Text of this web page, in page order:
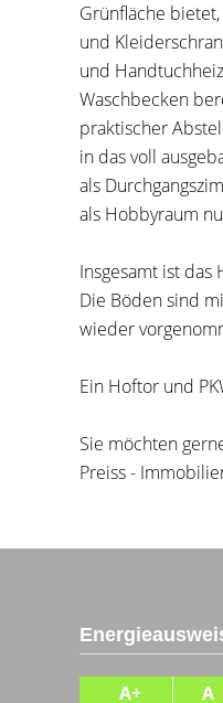
Grünfläche
und
und
Waschbecken
praktischer
in das voll
als
als Hobbyraum
Insgesamt ist
Die Böden sind
wieder
Ein Hoftor und
Sie möchten
Preiss -